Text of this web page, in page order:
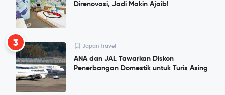
Direnovasi, Jadi Makin Ajaib!
3 Japan Travel
ANA dan JAL Tawarkan Diskon
Penerbangan Domestik untuk Turis Asing